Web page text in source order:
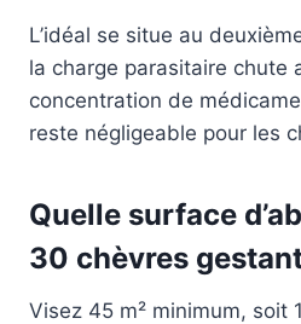
L’idéal se situe au
la charge parasitaire chute
concentration de
reste négligeable pour les
Quelle surface
30 chèvres
Visez 45 m² minimum, soit